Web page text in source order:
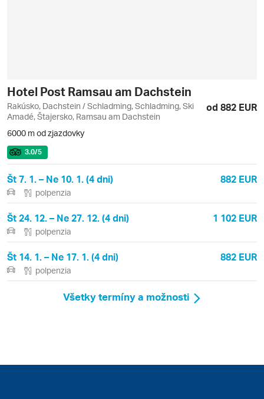
Hotel Post Ramsau am Dachstein
Rakúsko, Dachstein / Schladming, Schladming, Ski
Amadé, Štajersko, Ramsau am Dachstein
od 882 EUR
6000 m od zjazdovky
3.0/5
Št 7. 1. – Ne 10. 1. (4 dni) 882 EUR
polpenzia
Št 24. 12. – Ne 27. 12. (4 dni) 1 102 EUR
polpenzia
Št 14. 1. – Ne 17. 1. (4 dni) 882 EUR
polpenzia
Všetky termíny a možnosti